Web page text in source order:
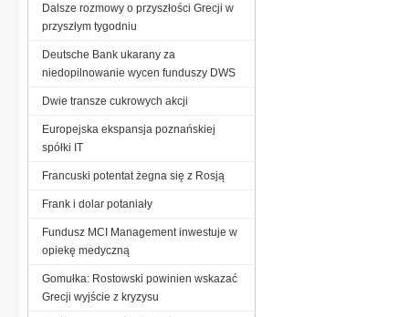
Dalsze rozmowy o przyszłości Grecji w
przyszłym tygodniu
Deutsche Bank ukarany za
niedopilnowanie wycen funduszy DWS
Dwie transze cukrowych akcji
Europejska ekspansja poznańskiej
spółki IT
Francuski potentat żegna się z Rosją
Frank i dolar potaniały
Fundusz MCI Management inwestuje w
opiekę medyczną
Gomułka: Rostowski powinien wskazać
Grecji wyjście z kryzysu